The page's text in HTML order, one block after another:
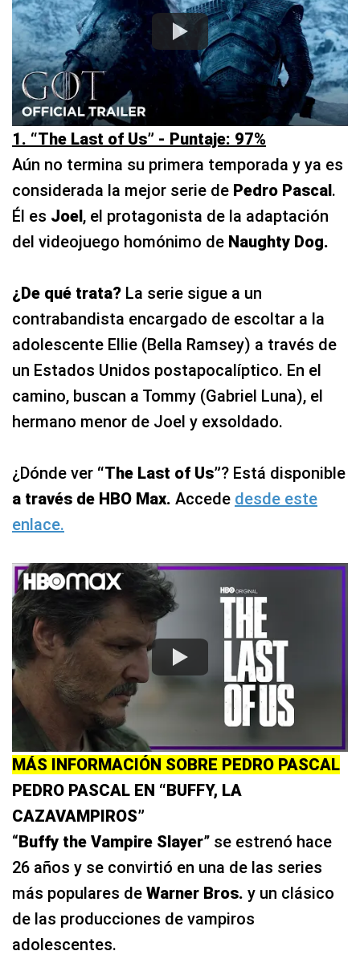
1. “The Last of Us” - Puntaje: 97%
Aún no termina su primera temporada y ya es
considerada la mejor serie de Pedro Pascal.
Él es Joel, el protagonista de la adaptación
del videojuego homónimo de Naughty Dog.
¿De qué trata? La serie sigue a un
contrabandista encargado de escoltar a la
adolescente Ellie (Bella Ramsey) a través de
un Estados Unidos postapocalíptico. En el
camino, buscan a Tommy (Gabriel Luna), el
hermano menor de Joel y exsoldado.
¿Dónde ver “The Last of Us”? Está disponible
a través de HBO Max. Accede desde este
enlace.
MÁS INFORMACIÓN SOBRE PEDRO PASCAL
PEDRO PASCAL EN “BUFFY, LA
CAZAVAMPIROS”
“Buffy the Vampire Slayer” se estrenó hace
26 años y se convirtió en una de las series
más populares de Warner Bros. y un clásico
de las producciones de vampiros
adolescentes.